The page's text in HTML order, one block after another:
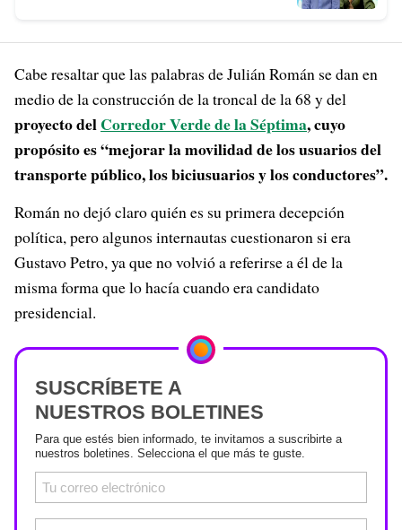
Cabe resaltar que las palabras de Julián Román se dan en
medio de la construcción de la troncal de la 68 y del
proyecto delCorredor Verde de la Séptima, cuyo
propósito es “mejorar la movilidad de los usuarios del
transporte público, los biciusuarios y los conductores”.
Román no dejó claro quién es su primera decepción
política, pero algunos internautas cuestionaron si era
Gustavo Petro, ya que no volvió a referirse a él de la
misma forma que lo hacía cuando era candidato
presidencial.
SUSCRÍBETE A
NUESTROS BOLETINES
Para que estés bien informado, te invitamos a suscribirte a
nuestros boletines. Selecciona el que más te guste.